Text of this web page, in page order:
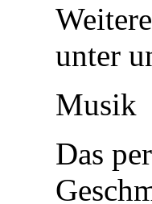
unter
Musik
Das